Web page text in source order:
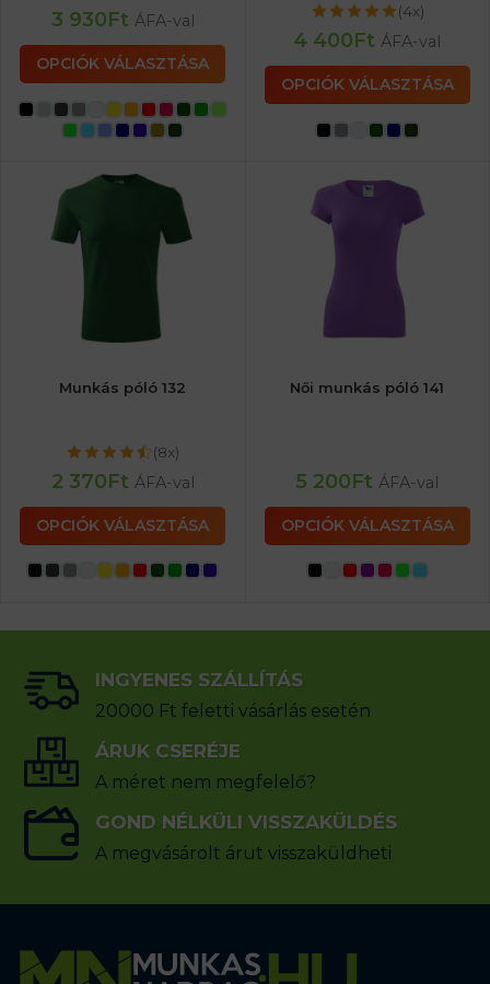
3 930Ft ÁFA-val
OPCIÓK VÁLASZTÁSA
(4x)
4 400Ft ÁFA-val
OPCIÓK VÁLASZTÁSA
Munkás póló 132
(8x)
2 370Ft ÁFA-val
OPCIÓK VÁLASZTÁSA
Női munkás póló 141
5 200Ft ÁFA-val
OPCIÓK VÁLASZTÁSA
INGYENES SZÁLLÍTÁS
20000 Ft feletti vásárlás esetén
ÁRUK CSERÉJE
A méret nem megfelelő?
GOND NÉLKÜLI VISSZAKÜLDÉS
A megvásárolt árut visszaküldheti